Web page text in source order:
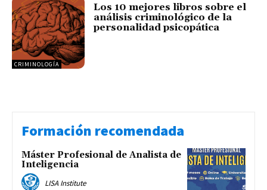
CRIMINOLOGÍA
Los 10 mejores libros sobre el
análisis criminológico de la
personalidad psicopática
Formación recomendada
Máster Profesional de Analista de
Inteligencia
LISA Institute